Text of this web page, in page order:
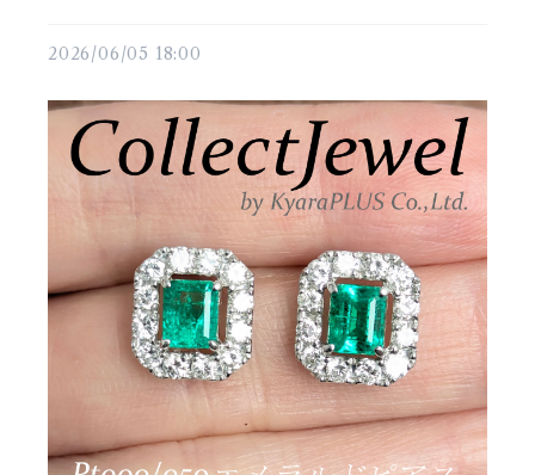
2026/06/05 18:00